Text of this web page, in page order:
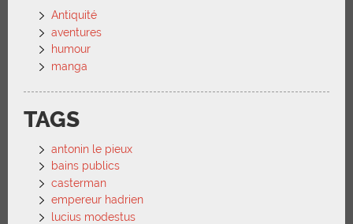
Antiquité
aventures
humour
manga
TAGS
antonin le pieux
bains publics
casterman
empereur hadrien
lucius modestus